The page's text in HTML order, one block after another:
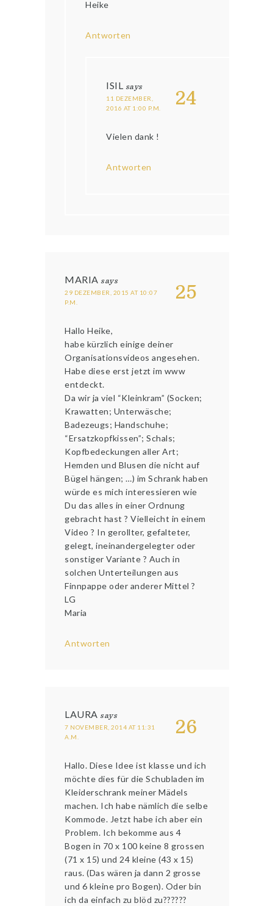
Heike
Antworten
24
ISIL says
11 DEZEMBER,
2016 AT 1:00 P.M.
Vielen dank !
Antworten
25
MARIA says
29 DEZEMBER, 2015 AT 10:07
P.M.
Hallo Heike,
habe kürzlich einige deiner
Organisationsvideos angesehen.
Habe diese erst jetzt im www
entdeckt.
Da wir ja viel “Kleinkram” (Socken;
Krawatten; Unterwäsche;
Badezeugs; Handschuhe;
“Ersatzkopfkissen”; Schals;
Kopfbedeckungen aller Art;
Hemden und Blusen die nicht auf
Bügel hängen; …) im Schrank haben
würde es mich interessieren wie
Du das alles in einer Ordnung
gebracht hast ? Vielleicht in einem
Video ? In gerollter, gefalteter,
gelegt, ineinandergelegter oder
sonstiger Variante ? Auch in
solchen Unterteilungen aus
Finnpappe oder anderer Mittel ?
LG
Maria
Antworten
26
LAURA says
7 NOVEMBER, 2014 AT 11:31
A.M.
Hallo. Diese Idee ist klasse und ich
möchte dies für die Schubladen im
Kleiderschrank meiner Mädels
machen. Ich habe nämlich die selbe
Kommode. Jetzt habe ich aber ein
Problem. Ich bekomme aus 4
Bogen in 70 x 100 keine 8 grossen
(71 x 15) und 24 kleine (43 x 15)
raus. (Das wären ja dann 2 grosse
und 6 kleine pro Bogen). Oder bin
ich da einfach zu blöd zu??????